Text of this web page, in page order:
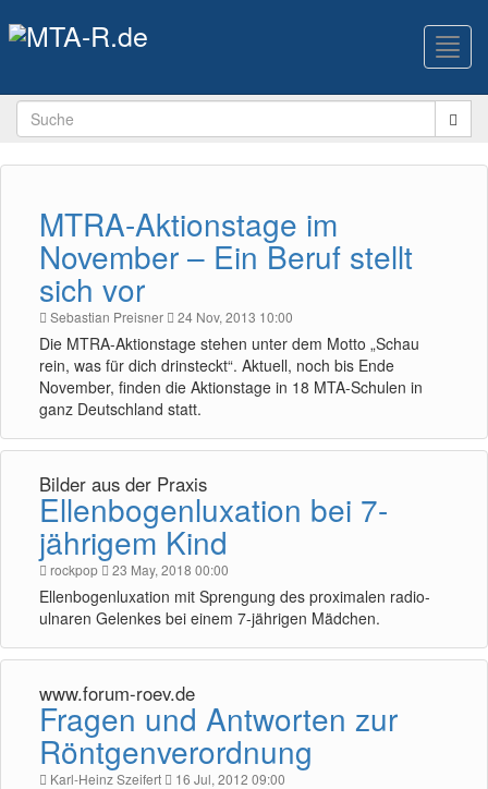
MTRA-Aktionstage im
November – Ein Beruf stellt
sich vor
Sebastian Preisner 24 Nov, 2013 10:00
Die MTRA-Aktionstage stehen unter dem Motto „Schau
rein, was für dich drinsteckt“. Aktuell, noch bis Ende
November, finden die Aktionstage in 18 MTA-Schulen in
ganz Deutschland statt.
Bilder aus der Praxis
Ellenbogenluxation bei 7-
jährigem Kind
rockpop 23 May, 2018 00:00
Ellenbogenluxation mit Sprengung des proximalen radio-
ulnaren Gelenkes bei einem 7-jährigen Mädchen.
www.forum-roev.de
Fragen und Antworten zur
Röntgenverordnung
Karl-Heinz Szeifert 16 Jul, 2012 09:00